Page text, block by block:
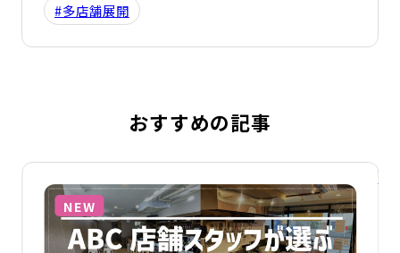
#多店舗展開
おすすめの記事
細を見る
NEW